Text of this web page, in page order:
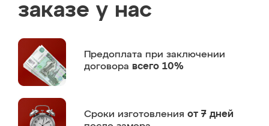
заказе у нас
Предоплата при заключении
договора всего 10%
Сроки изготовления от 7 дней